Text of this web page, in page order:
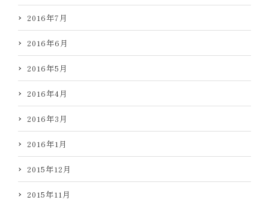
2016年7月
2016年6月
2016年5月
2016年4月
2016年3月
2016年1月
2015年12月
2015年11月